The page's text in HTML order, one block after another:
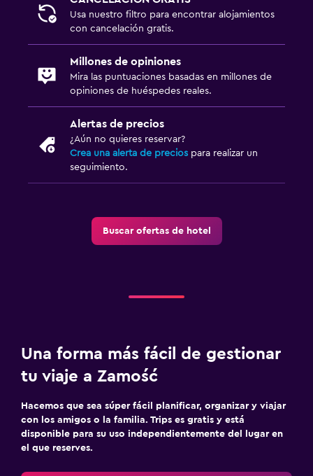
Usa nuestro filtro para encontrar alojamientos
con cancelación gratis.
Millones de opiniones
Mira las puntuaciones basadas en millones de
opiniones de huéspedes reales.
Alertas de precios
¿Aún no quieres reservar?
Crea una alerta de precios para realizar un
seguimiento.
Buscar ofertas de hotel
Una forma más fácil de gestionar
tu viaje a Zamość
Hacemos que sea súper fácil planificar, organizar y viajar
con los amigos o la familia. Trips es gratis y está
disponible para su uso independientemente del lugar en
el que reserves.